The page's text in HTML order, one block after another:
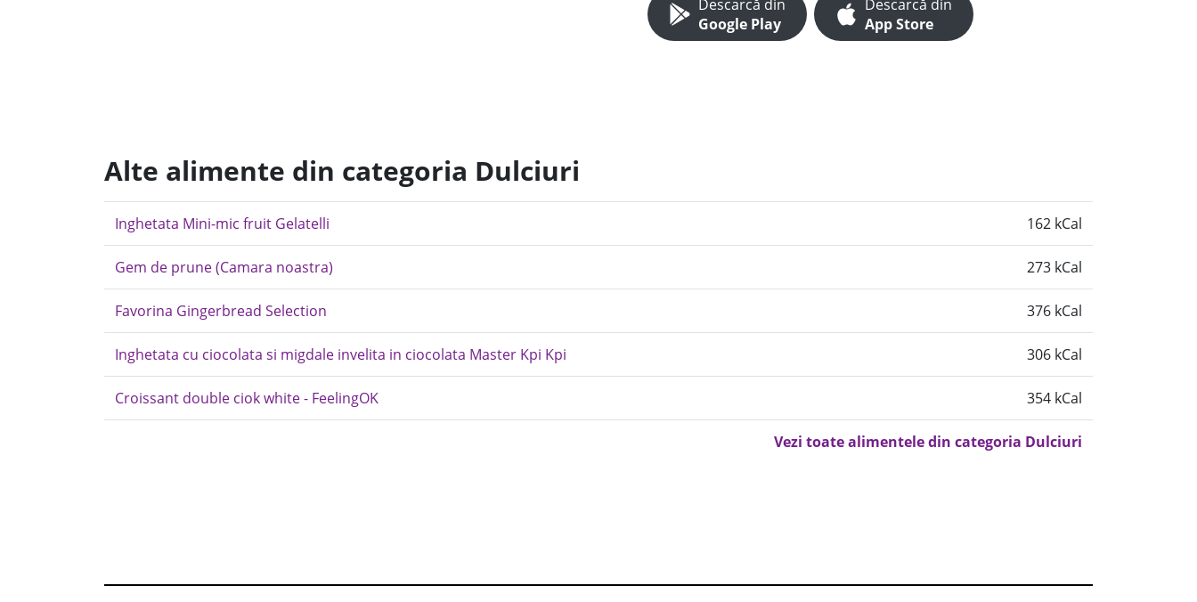
Descarcă din
Google Play
Descarcă din
App Store
Alte alimente din categoria Dulciuri
Inghetata Mini-mic fruit Gelatelli 162 kCal
Gem de prune (Camara noastra) 273 kCal
Favorina Gingerbread Selection 376 kCal
Inghetata cu ciocolata si migdale invelita in ciocolata Master Kpi Kpi 306 kCal
Croissant double ciok white - FeelingOK 354 kCal
Vezi toate alimentele din categoria Dulciuri